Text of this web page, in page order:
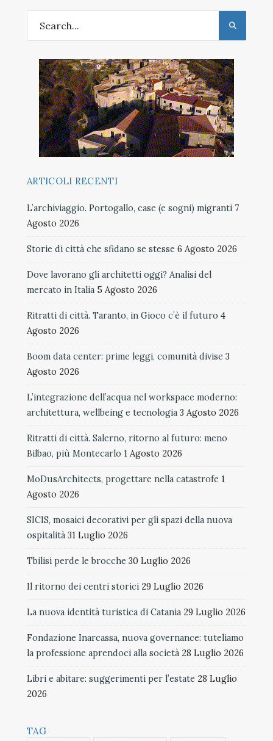
ARTICOLI RECENTI
L’archiviaggio. Portogallo, case (e sogni) migranti 7
Agosto 2026
Storie di città che sfidano se stesse 6 Agosto 2026
Dove lavorano gli architetti oggi? Analisi del
mercato in Italia 5 Agosto 2026
Ritratti di città. Taranto, in Gioco c’è il futuro 4
Agosto 2026
Boom data center: prime leggi, comunità divise 3
Agosto 2026
L’integrazione dell’acqua nel workspace moderno:
architettura, wellbeing e tecnologia 3 Agosto 2026
Ritratti di città. Salerno, ritorno al futuro: meno
Bilbao, più Montecarlo 1 Agosto 2026
MoDusArchitects, progettare nella catastrofe 1
Agosto 2026
SICIS, mosaici decorativi per gli spazi della nuova
ospitalità 31 Luglio 2026
Tbilisi perde le brocche 30 Luglio 2026
Il ritorno dei centri storici 29 Luglio 2026
La nuova identità turistica di Catania 29 Luglio 2026
Fondazione Inarcassa, nuova governance: tuteliamo
la professione aprendoci alla società 28 Luglio 2026
Libri e abitare: suggerimenti per l’estate 28 Luglio
2026
TAG